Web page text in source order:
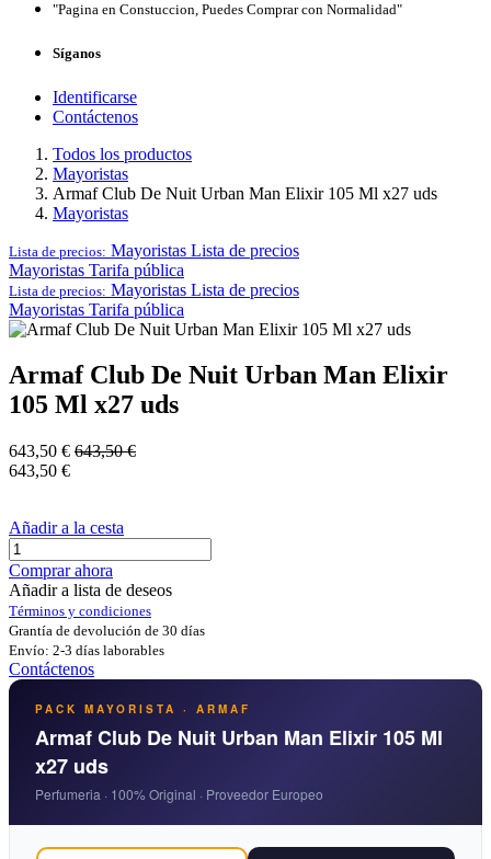
"Pagina en Constuccion, Puedes Comprar con Normalidad"
Síganos
Identificarse
Contáctenos
Todos los productos
Mayoristas
Armaf Club De Nuit Urban Man Elixir 105 Ml x27 uds
Mayoristas
Lista de precios: Mayoristas Lista de precios
Mayoristas Tarifa pública
Lista de precios: Mayoristas Lista de precios
Mayoristas Tarifa pública
Armaf Club De Nuit Urban Man Elixir
105 Ml x27 uds
643,50 € 643,50€
643,50 €
Añadir a la cesta
Comprar ahora
Añadir a lista de deseos
Términos y condiciones
Grantía de devolución de 30 días
Envío: 2-3 días laborables
Contáctenos
PACK MAYORISTA · ARMAF
Armaf Club De Nuit Urban Man Elixir 105 Ml
x27 uds
Perfumeria · 100% Original · Proveedor Europeo